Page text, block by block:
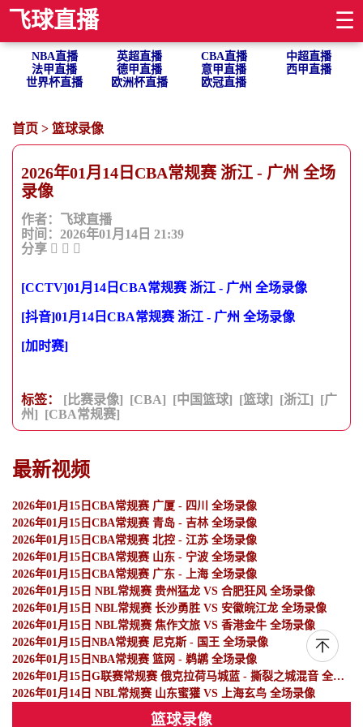
飞球直播 ☰
NBA直播 英超直播 CBA直播
中超直播
法甲直播
德甲直播 意甲直播
西甲直播
世界杯直播
欧洲杯直播 欧冠直播
首页 > 篮球录像
2026年01月14日CBA常规赛 浙江 - 广州 全场
录像
作者：飞球直播
时间：2026年01月14日 21:39
分享
[CCTV]01月14日CBA常规赛 浙江 - 广州 全场录像
[抖音]01月14日CBA常规赛 浙江 - 广州 全场录像
[加时赛]
标签： [比赛录像] [CBA] [中国篮球] [篮球] [浙江] [广
州] [CBA常规赛]
最新视频
2026年01月15日CBA常规赛 广厦 - 四川 全场录像
2026年01月15日CBA常规赛 青岛 - 吉林 全场录像
2026年01月15日CBA常规赛 北控 - 江苏 全场录像
2026年01月15日CBA常规赛 山东 - 宁波 全场录像
2026年01月15日CBA常规赛 广东 - 上海 全场录像
2026年01月15日 NBL常规赛 贵州猛龙 VS 合肥狂风 全场录像
2026年01月15日 NBL常规赛 长沙勇胜 VS 安徽皖江龙 全场录像
2026年01月15日 NBL常规赛 焦作文旅 VS 香港金牛 全场录像
2026年01月15日NBA常规赛 尼克斯 - 国王 全场录像
2026年01月15日NBA常规赛 篮网 - 鹈鹕 全场录像
2026年01月15日G联赛常规赛 俄克拉荷马城蓝 - 撕裂之城混音 全场录像
2026年01月14日 NBL常规赛 山东蜜獾 VS 上海玄鸟 全场录像
篮球录像